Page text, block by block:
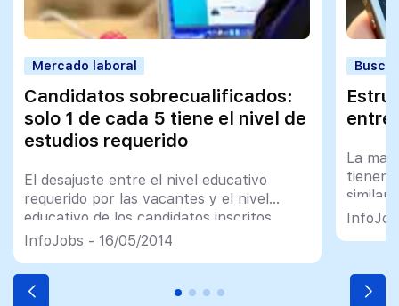
Mercado laboral
Candidatos sobrecualificados:
solo 1 de cada 5 tiene el nivel de
estudios requerido
El desajuste entre el nivel educativo
requerido por las vacantes y el nivel
educativo de los candidatos inscritos
todavía sigue siendo significativo
InfoJobs - 16/05/2014
La
tienen
caso